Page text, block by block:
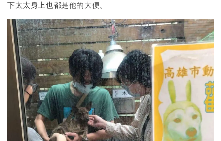
下太太身上也都是他的大便。